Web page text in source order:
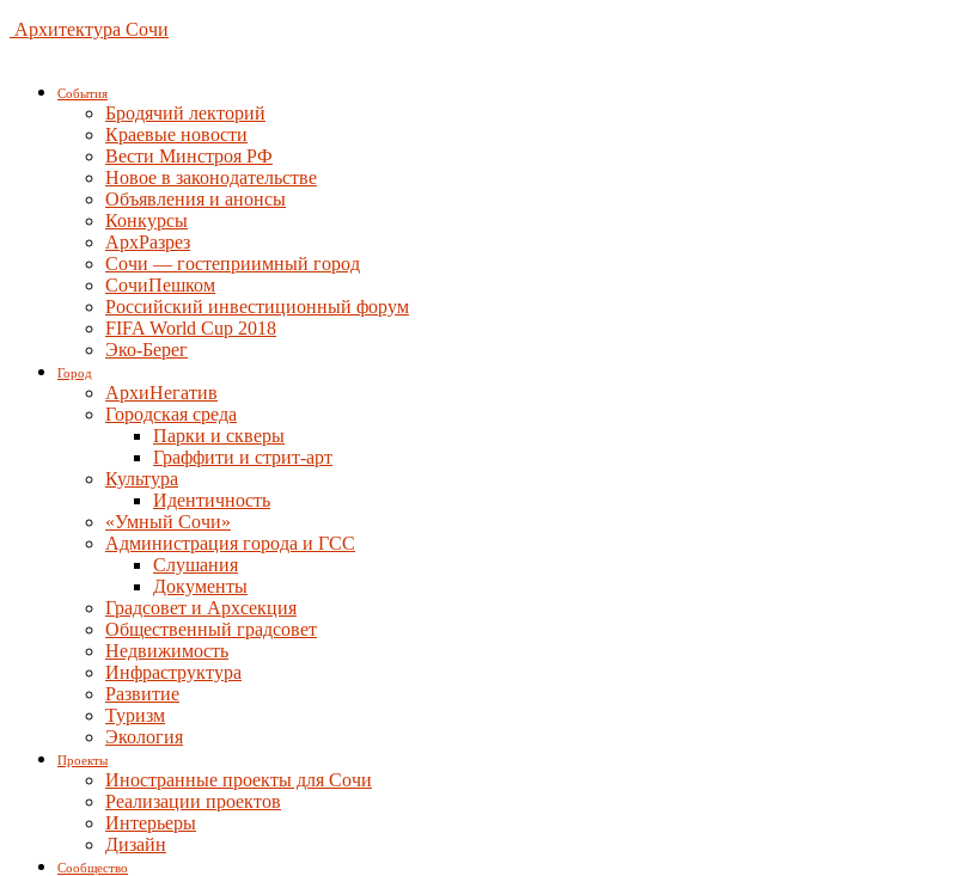
Архитектура Сочи
События
Бродячий лекторий
Краевые новости
Вести Минстроя РФ
Новое в законодательстве
Объявления и анонсы
Конкурсы
АрхРазрез
Сочи — гостеприимный город
СочиПешком
Российский инвестиционный форум
FIFA World Cup 2018
Эко-Берег
Город
АрхиНегатив
Городская среда
Парки и скверы
Граффити и стрит-арт
Культура
Идентичность
«Умный Сочи»
Администрация города и ГСС
Слушания
Документы
Градсовет и Архсекция
Общественный градсовет
Недвижимость
Инфраструктура
Развитие
Туризм
Экология
Проекты
Иностранные проекты для Сочи
Реализации проектов
Интерьеры
Дизайн
Сообщество